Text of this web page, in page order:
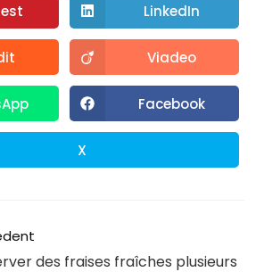
LinkedIn
Viadeo
Facebook
X
des fraises fraîches plusieurs